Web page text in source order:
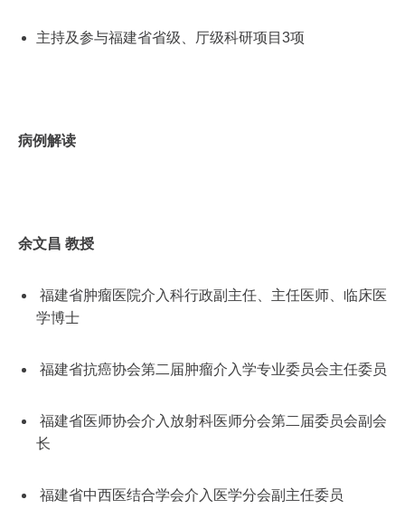
主持及参与福建省省级、厅级科研项目3项
病例解读
余文昌 教授
福建省肿瘤医院介入科行政副主任、主任医师、临床医
学博士
福建省抗癌协会第二届肿瘤介入学专业委员会主任委员
福建省医师协会介入放射科医师分会第二届委员会副会
长
福建省中西医结合学会介入医学分会副主任委员